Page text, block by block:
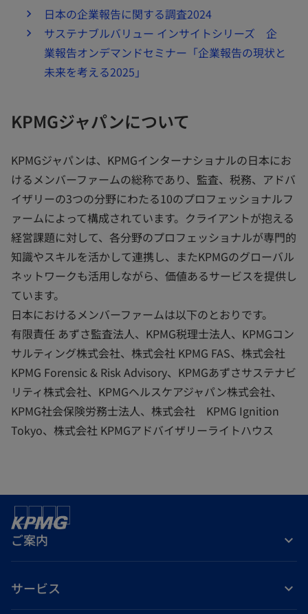
で
開
く
日本の企業報告に関する調査2024
サステナブルバリュー インサイトシリーズ 企
業報告オンデマンドセミナー「企業報告の現状と
未来を考える2025」
KPMGジャパンについて
KPMGジャパンは、KPMGインターナショナルの日本にお
けるメンバーファームの総称であり、監査、税務、アドバ
イザリーの3つの分野にわたる10のプロフェッショナルフ
ァームによって構成されています。クライアントが抱える
経営課題に対して、各分野のプロフェッショナルが専門的
知識やスキルを活かして連携し、またKPMGのグローバル
ネットワークも活用しながら、価値あるサービスを提供し
ています。
日本におけるメンバーファームは以下のとおりです。
有限責任 あずさ監査法人、KPMG税理士法人、KPMGコン
サルティング株式会社、株式会社 KPMG FAS、株式会社
KPMG Forensic & Risk Advisory、KPMGあずさサステナビ
リティ株式会社、KPMGヘルスケアジャパン株式会社、
KPMG社会保険労務士法人、株式会社 KPMG Ignition
Tokyo、株式会社 KPMGアドバイザリーライトハウス
ご案内
サービス